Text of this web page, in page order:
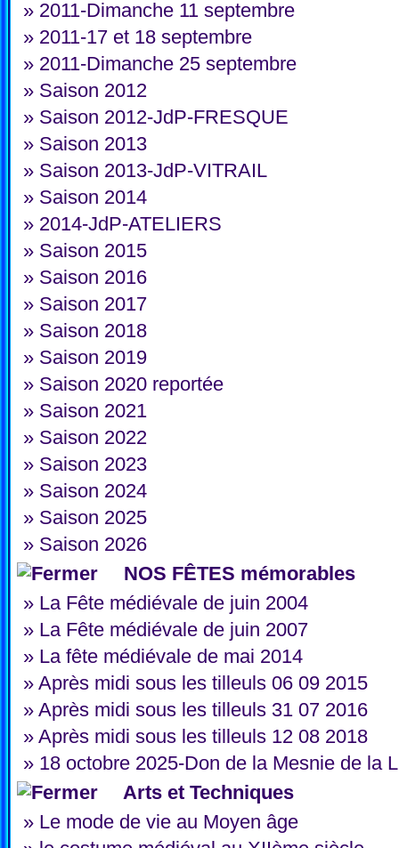
» 2011-Dimanche 11 septembre
» 2011-17 et 18 septembre
» 2011-Dimanche 25 septembre
» Saison 2012
» Saison 2012-JdP-FRESQUE
» Saison 2013
» Saison 2013-JdP-VITRAIL
» Saison 2014
» 2014-JdP-ATELIERS
» Saison 2015
» Saison 2016
» Saison 2017
» Saison 2018
» Saison 2019
» Saison 2020 reportée
» Saison 2021
» Saison 2022
» Saison 2023
» Saison 2024
» Saison 2025
» Saison 2026
NOS FÊTES mémorables
» La Fête médiévale de juin 2004
» La Fête médiévale de juin 2007
» La fête médiévale de mai 2014
» Après midi sous les tilleuls 06 09 2015
» Après midi sous les tilleuls 31 07 2016
» Après midi sous les tilleuls 12 08 2018
» 18 octobre 2025-Don de la Mesnie de la
Arts et Techniques
» Le mode de vie au Moyen âge